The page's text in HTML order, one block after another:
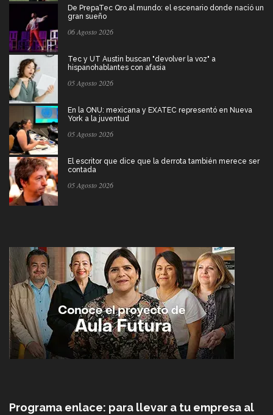
De PrepaTec Qro al mundo: el escenario donde nació un
gran sueño
06 Agosto 2026
Tec y UT Austin buscan "devolver la voz" a
hispanohablantes con afasia
05 Agosto 2026
En la ONU: mexicana y EXATEC representó en Nueva
York a la juventud
05 Agosto 2026
El escritor que dice que la derrota también merece ser
contada
05 Agosto 2026
Programa enlace: para llevar a tu empresa al